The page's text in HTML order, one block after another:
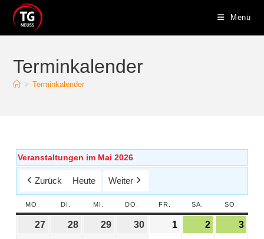
Menü
Terminkalender
> Terminkalender
Veranstaltungen im Mai 2026
Zurück Heute Weiter
MO. DI. MI. DO. FR. SA. SO.
27 28 29 30 1 2 3